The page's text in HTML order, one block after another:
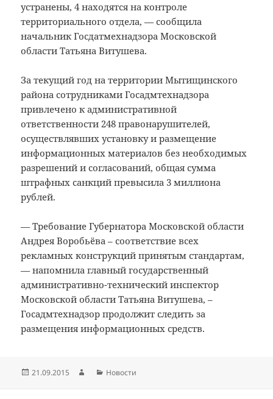
устранены, 4 находятся на контроле
территориального отдела, — сообщила
начальник Госдатмехнадзора Московской
области Татьяна Витушева.
За текущий год на территории Мытищинского
района сотрудниками Госадмтехнадзора
привлечено к административной
ответственности 248 правонарушителей,
осуществлявших установку и размещение
информационных материалов без необходимых
разрешений и согласований, общая сумма
штрафных санкций превысила 3 миллиона
рублей.
— Требование Губернатора Московской области
Андрея Воробьёва – соответствие всех
рекламных конструкций принятым стандартам,
— напомнила главный государственный
административно-технический инспектор
Московской области Татьяна Витушева, –
Госадмтехнадзор продолжит следить за
размещения информационных средств.
Опубликовано
21.09.2015 АвторРубрики
Новости